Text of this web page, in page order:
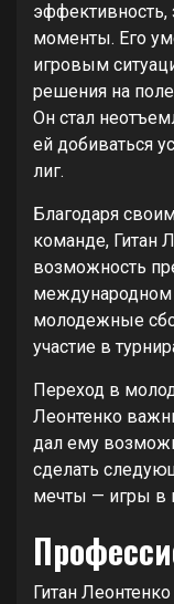
эффективность,
моменты. Его
игровым
решения на
Он стал
ей добиваться
лиг.
Благодаря
команде, Гитан
возможность
международном
молодежные
участие в
Переход в
Леонтенко
дал ему
сделать
мечты — игры в
Гитан